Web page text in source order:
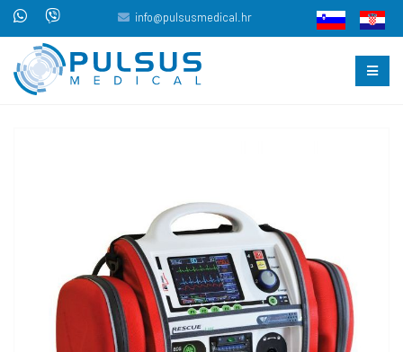
info@pulsusmedical.hr